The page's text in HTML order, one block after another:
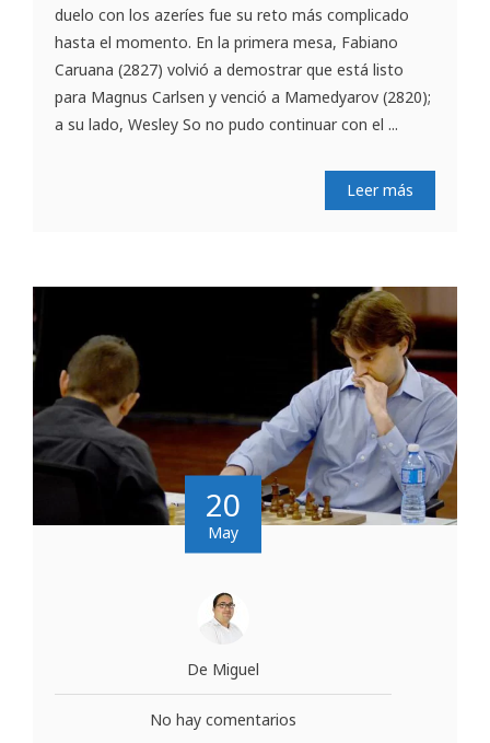
duelo con los azeríes fue su reto más complicado
hasta el momento. En la primera mesa, Fabiano
Caruana (2827) volvió a demostrar que está listo
para Magnus Carlsen y venció a Mamedyarov (2820);
a su lado, Wesley So no pudo continuar con el ...
Leer más
20
May
De Miguel
No hay comentarios